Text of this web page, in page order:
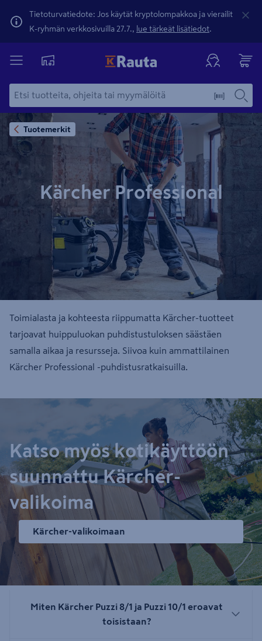
Tietoturvatiedote: Jos käytät kryptolompakkoa ja vierailit
K-ryhmän verkkosivuilla 27.7., lue tärkeät lisätiedot.
Tuotemerkit
Kärcher Professional
Toimialasta ja kohteesta riippumatta Kärcher-tuotteet
tarjoavat huippuluokan puhdistustuloksen säästäen
samalla aikaa ja resursseja. Siivoa kuin ammattilainen
Kärcher Professional -puhdistusratkaisuilla.
Katso myös kotikäyttöön
suunnattu Kärcher-
valikoima
Kärcher-valikoimaan
Miten Kärcher Puzzi 8/1 ja Puzzi 10/1 eroavat
toisistaan?